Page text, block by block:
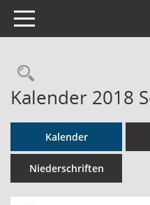
Toggle navigation
Kalender 2018
Kalender
Niederschriften